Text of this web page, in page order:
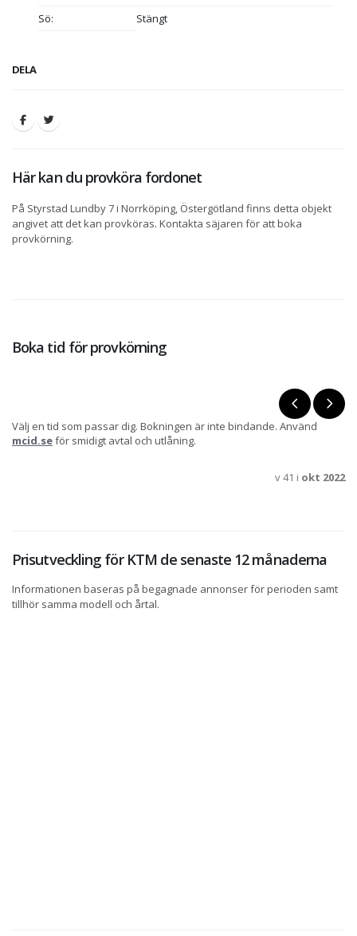
Sö:
Stängt
DELA
Här kan du provköra fordonet
På Styrstad Lundby 7 i Norrköping, Östergötland finns detta objekt
angivet att det kan provköras. Kontakta säjaren för att boka
provkörning.
Boka tid för provkörning
Välj en tid som passar dig. Bokningen är inte bindande. Använd
mcid.seför smidigt avtal och utlåning.
v 41 i okt 2022
Prisutveckling för KTM de senaste 12 månaderna
Informationen baseras på begagnade annonser för perioden samt
tillhör samma modell och årtal.